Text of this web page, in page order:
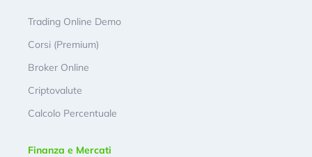
Trading Online Demo
Corsi (Premium)
Broker Online
Criptovalute
Calcolo Percentuale
Finanza e Mercati